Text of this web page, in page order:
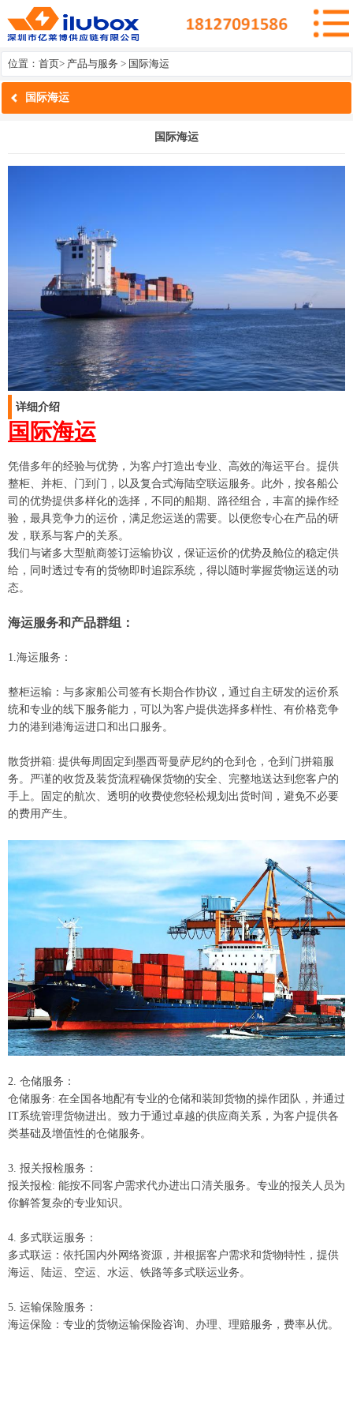
位置： 首页> 产品与服务 > 国际海运
国际海运
国际海运
详细介绍
国际海运
凭借多年的经验与优势，为客户打造出专业、高效的海运平台。提供
整柜、并柜、门到门，以及复合式海陆空联运服务。此外，按各船公
司的优势提供多样化的选择，不同的船期、路径组合，丰富的操作经
验，最具竞争力的运价，满足您运送的需要。以便您专心在产品的研
发，联系与客户的关系。
我们与诸多大型航商签订运输协议，保证运价的优势及舱位的稳定供
给，同时透过专有的货物即时追踪系统，得以随时掌握货物运送的动
态。
海运服务和产品群组：
1.海运服务：
整柜运输：与多家船公司签有长期合作协议，通过自主研发的运价系
统和专业的线下服务能力，可以为客户提供选择多样性、有价格竞争
力的港到港海运进口和出口服务。
散货拼箱: 提供每周固定到墨西哥曼萨尼约的仓到仓，仓到门拼箱服
务。严谨的收货及装货流程确保货物的安全、完整地送达到您客户的
手上。固定的航次、透明的收费使您轻松规划出货时间，避免不必要
的费用产生。
2. 仓储服务：
仓储服务: 在全国各地配有专业的仓储和装卸货物的操作团队，并通过
IT系统管理货物进出。致力于通过卓越的供应商关系，为客户提供各
类基础及增值性的仓储服务。
3. 报关报检服务：
报关报检: 能按不同客户需求代办进出口清关服务。专业的报关人员为
你解答复杂的专业知识。
4. 多式联运服务：
多式联运：依托国内外网络资源，并根据客户需求和货物特性，提供
海运、陆运、空运、水运、铁路等多式联运业务。
5. 运输保险服务：
海运保险：专业的货物运输保险咨询、办理、理赔服务，费率从优。